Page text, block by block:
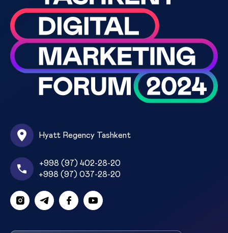
Hyatt Regency Tashkent
+998 (97) 402-28-20
+998 (97) 037-28-20